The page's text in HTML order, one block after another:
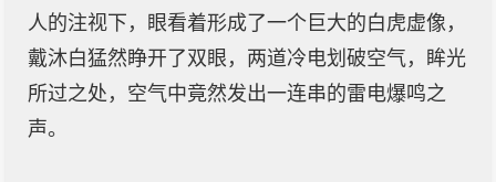
人的注视下，眼看着形成了一个巨大的白虎虚像，
戴沐白猛然睁开了双眼，两道冷电划破空气，眸光
所过之处，空气中竟然发出一连串的雷电爆鸣之
声。